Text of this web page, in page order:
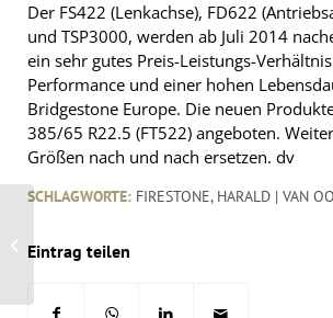
Der FS422 (Lenkachse), FD622
und TSP3000, werden ab Juli 2014
ein sehr gutes Preis-Leistungs-
Performance und einer hohen
Bridgestone Europe. Die neuen
385/65 R22.5 (FT522) angeboten.
Größen nach und nach ersetzen. dv
SCHLAGWORTE: FIRESTONE, HARALD | VAN
Eintrag teilen
280-SC von JE Design